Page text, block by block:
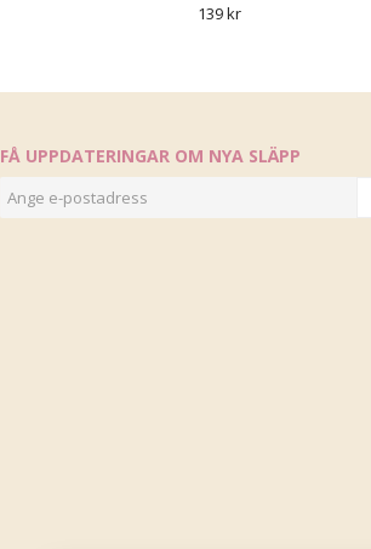
139 kr
FÅ UPPDATERINGAR OM NYA SLÄPP